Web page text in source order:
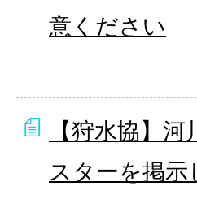
意ください
【狩水協】
スターを掲示